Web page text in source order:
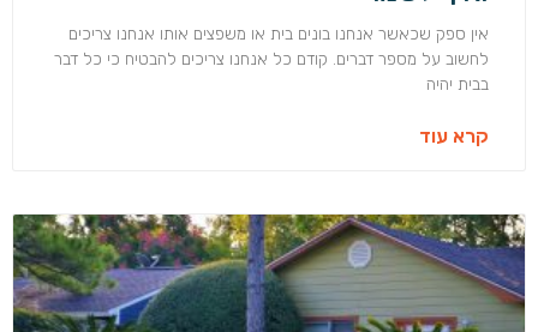
אין ספק שכאשר אנחנו בונים בית או משפצים אותו אנחנו צריכים
לחשוב על מספר דברים. קודם כל אנחנו צריכים להבטיח כי כל דבר
בבית יהיה
קרא עוד